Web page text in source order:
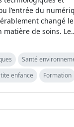
l’entrée du
changé
matière de soins.
Santé
enfance Formation